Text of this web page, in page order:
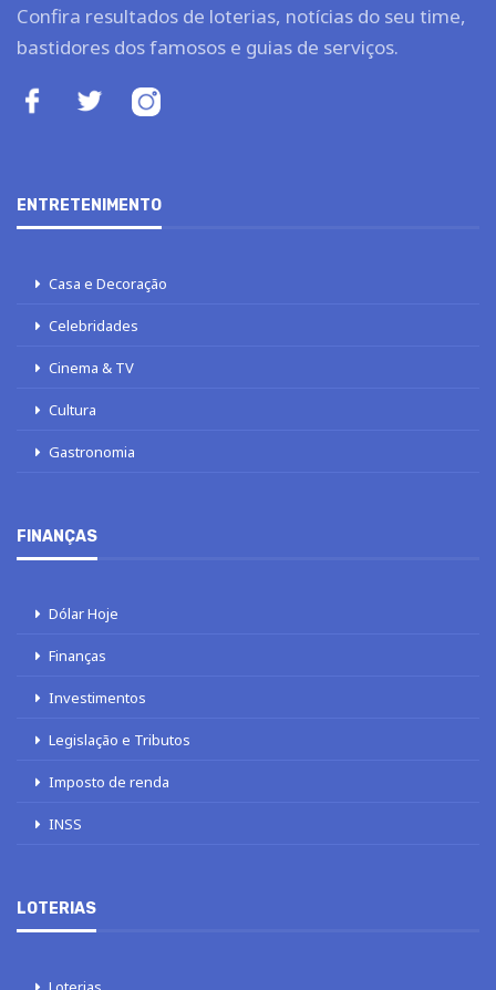
Confira resultados de loterias, notícias do seu time,
bastidores dos famosos e guias de serviços.
ENTRETENIMENTO
Casa e Decoração
Celebridades
Cinema & TV
Cultura
Gastronomia
FINANÇAS
Dólar Hoje
Finanças
Investimentos
Legislação e Tributos
Imposto de renda
INSS
LOTERIAS